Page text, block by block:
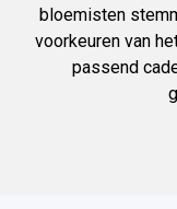
bloemisten
voorkeuren van
passend